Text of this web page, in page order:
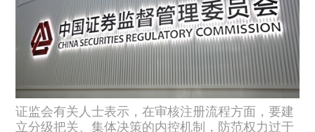
证监会有关人士表示，在审核注册流程方面，要建
立分级把关、集体决策的内控机制，防范权力过于